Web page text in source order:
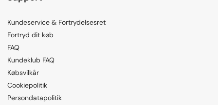
Kundeservice & Fortrydelsesret
Fortryd dit køb
FAQ
Kundeklub FAQ
Købsvilkår
Cookiepolitik
Persondatapolitik